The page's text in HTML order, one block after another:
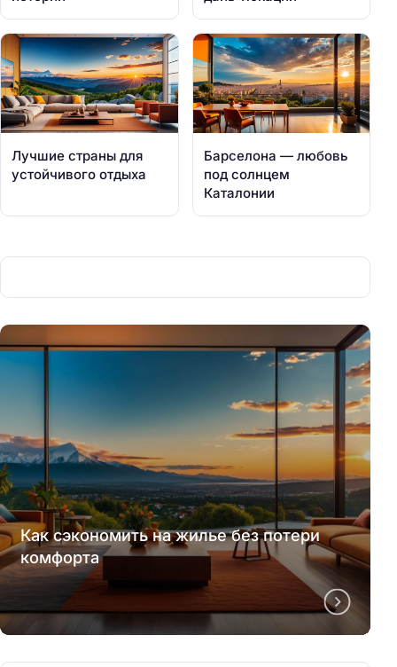
Лучшие страны для
устойчивого отдыха
Барселона — любовь
под солнцем
Каталонии
Как сэкономить на жилье без потери
комфорта